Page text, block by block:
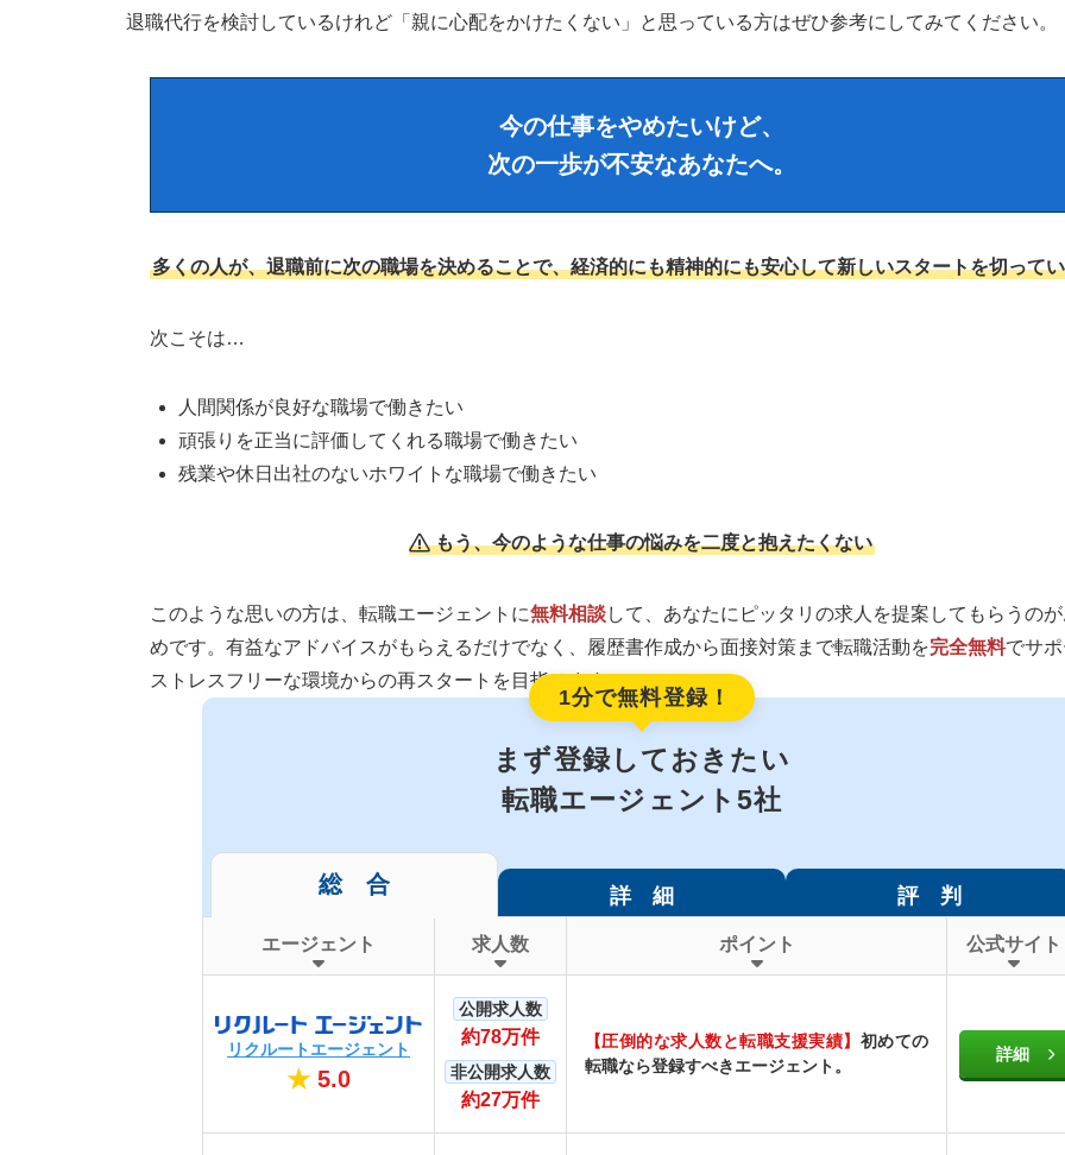
退職代行を検討しているけれど「親に心配をかけたくない」と思っている方はぜひ参考にしてみてください。
今の仕事をやめたいけど、
次の一歩が不安なあなたへ。
多くの人が、退職前に次の職場を決めることで、経済的にも精神的にも安心して新しいスタートを切って
次こそは…
人間関係が良好な職場で働きたい
頑張りを正当に評価してくれる職場で働きたい
残業や休日出社のないホワイトな職場で働きたい
もう、今のような仕事の悩みを二度と抱えたくない
このような思いの方は、転職エージェントに無料相談して、あなたにピッタリの求人を提案してもらうの
めです。有益なアドバイスがもらえるだけでなく、履歴書作成から面接対策まで転職活動を完全無料でサ
ストレスフリーな環境からの再スタートを目指せます。
1分で無料登録！
まず登録しておきたい
転職エージェント5社
総 合 詳 細 評 判
エージェント 求人数 ポイント 公式サイト
リクルートエージェント
★ 5.0
公開求人数
約78万件
非公開求人数
約27万件
【圧倒的な求人数と転職支援実績】 初めての
転職なら登録すべきエージェント。
詳細